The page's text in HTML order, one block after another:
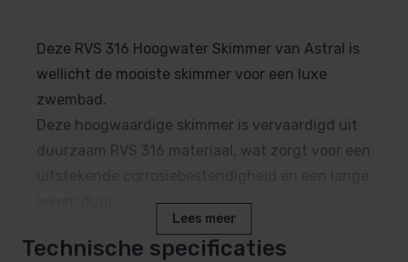
Deze RVS 316 Hoogwater Skimmer van Astral is
wellicht de mooiste skimmer voor een luxe
zwembad.
Deze hoogwaardige skimmer is vervaardigd uit
duurzaam RVS 316 materiaal, wat zorgt voor een
Onze RVS 316 Hoogwater Skimmer van Astral is
Lees meer
Technische specificaties